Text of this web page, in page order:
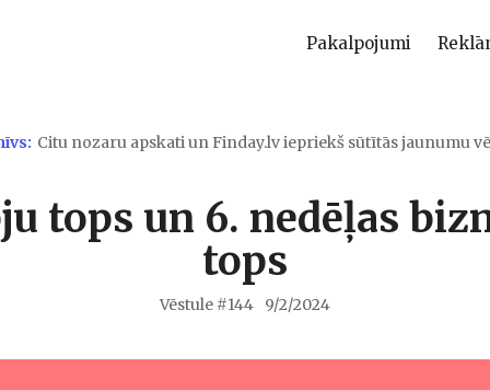
Pakalpojumi
Citu nozaru apskati un Finday.lv iepriekš sūtītās jaunumu
tops un 6. nedēļas
tops
Vēstule #144 9/2/2024